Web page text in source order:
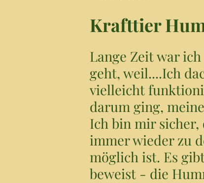
Krafttier
Lange Zeit war
geht, weil....Ich
vielleicht
darum ging,
Ich bin mir sicher,
immer wieder zu
möglich ist. Es
beweist - die